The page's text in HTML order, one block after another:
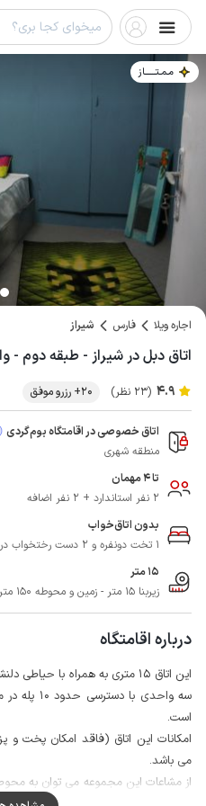
مـمـتــــــاز
اجاره ویلا فارس شیراز
اتاق دبل در شیراز - طبقه دوم -
4.9 (23 نظر) 20+ رزرو موفق
اتاق خصوصی در اقامتگاه بوم‌گردی
منطقه شهری
تا 4 مهمان
2 نفر استاندارد + 2 نفر اضافه
بدون اتاق‌خواب
1 تخت دونفره و 2 دست رختخواب در فضای مشترک
15 متر
زیربنا 15 متر - زمین و محوطه 150 متر
درباره اقامتگاه
این اتاق 15 متری به همراه با
سه واحدی
است.
امکانات این اتاق (فاقد امکان پخت و
می باشد.
از مشاعات این مجموعه می توان به